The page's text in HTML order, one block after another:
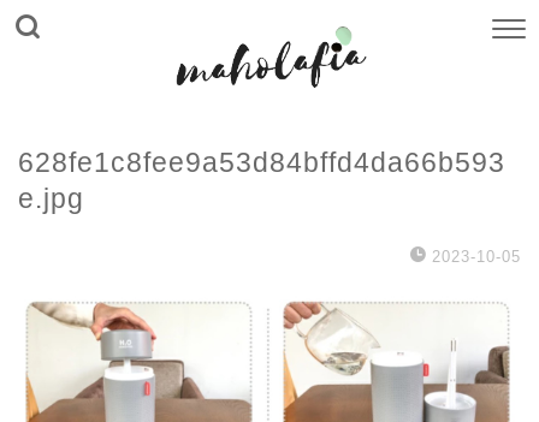
628fe1c8fee9a53d84bffd4da66b593
e.jpg
2023-10-05